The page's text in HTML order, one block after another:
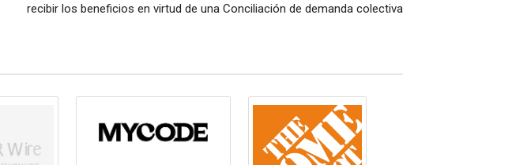
recibir los beneficios en virtud de una Conciliación de demanda colectiva